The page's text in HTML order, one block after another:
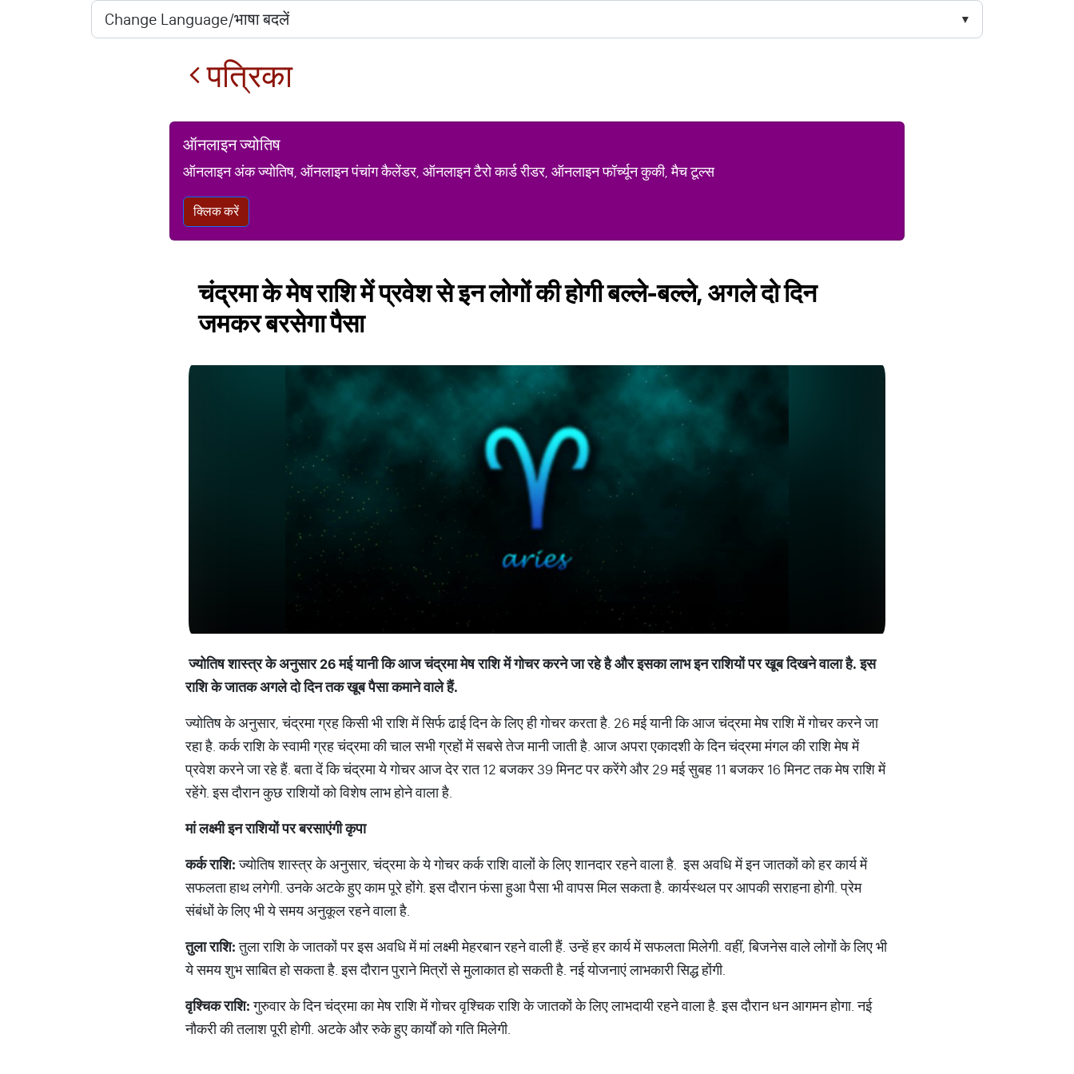
पत्रिका
ऑनलाइन ज्योतिष
ऑनलाइन अंक ज्योतिष, ऑनलाइन पंचांग कैलेंडर, ऑनलाइन टैरो कार्ड रीडर, ऑनलाइन फॉर्च्यून कुकी, मैच टूल्स
क्लिक करें
चंद्रमा के मेष राशि में प्रवेश से इन लोगों की होगी बल्ले-बल्ले, अगले दो दिन
जमकर बरसेगा पैसा
ज्योतिषशास्त्रकेअनुसार26मईयानीकिआजचंद्रमामेषराशिमेंगोचरकरनेजारहेहैऔरइसकालाभइनराशियोंपरखूबदिखनेवालाहै.इस
राशिकेजातकअगलेदोदिनतकखूबपैसाकमानेवालेहैं.
ज्योतिष के अनुसार, चंद्रमा ग्रह किसी भी राशि में सिर्फ ढाई दिन के लिए ही गोचर करता है. 26 मई यानी कि आज चंद्रमा मेष राशि में गोचर करने जा
रहा है. कर्क राशि के स्वामी ग्रह चंद्रमा की चाल सभी ग्रहों में सबसे तेज मानी जाती है. आज अपरा एकादशी के दिन चंद्रमा मंगल की राशि मेष में
प्रवेश करने जा रहे हैं. बता दें कि चंद्रमा ये गोचर आज देर रात 12 बजकर 39 मिनट पर करेंगे और 29 मई सुबह 11 बजकर 16 मिनट तक मेष राशि में
रहेंगे. इस दौरान कुछ राशियों को विशेष लाभ होने वाला है.
मांलक्ष्मीइनराशियोंपरबरसाएंगीकृपा
कर्कराशि:ज्योतिष शास्त्र के अनुसार, चंद्रमा के ये गोचर कर्क राशि वालों के लिए शानदार रहने वाला है. इस अवधि में इन जातकों को हर कार्य में
सफलता हाथ लगेगी. उनके अटके हुए काम पूरे होंगे. इस दौरान फंसा हुआ पैसा भी वापस मिल सकता है. कार्यस्थल पर आपकी सराहना होगी. प्रेम
संबंधों के लिए भी ये समय अनुकूल रहने वाला है.
तुलाराशि:तुला राशि के जातकों पर इस अवधि में मां लक्ष्मी मेहरबान रहने वाली हैं. उन्हें हर कार्य में सफलता मिलेगी. वहीं, बिजनेस वाले लोगों के लिए भी
ये समय शुभ साबित हो सकता है. इस दौरान पुराने मित्रों से मुलाकात हो सकती है. नई योजनाएं लाभकारी सिद्ध होंगी.
वृश्चिकराशि:गुरुवार के दिन चंद्रमा का मेष राशि में गोचर वृश्चिक राशि के जातकों के लिए लाभदायी रहने वाला है. इस दौरान धन आगमन होगा. नई
नौकरी की तलाश पूरी होगी. अटके और रुके हुए कार्यों को गति मिलेगी.